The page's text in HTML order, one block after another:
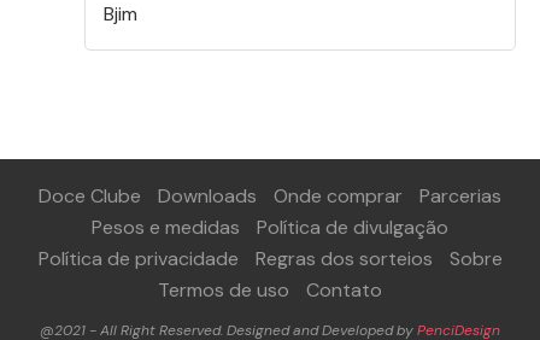
Bjim
Doce Clube Downloads Onde comprar
Parcerias
Pesos e medidas
Política de divulgação
Política de privacidade
Regras dos sorteios
Sobre
Termos de uso
Contato
@2021 - All Right Reserved. Designed and Developed byPenciDesign